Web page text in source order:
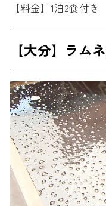
【料金】1泊2食付
【大分】ラム